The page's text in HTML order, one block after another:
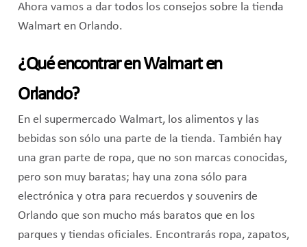
Ahora vamos a dar todos los consejos sobre la tienda
Walmart en Orlando.
¿Qué encontrar en Walmart en
Orlando?
En el supermercado Walmart, los alimentos y las
bebidas son sólo una parte de la tienda. También hay
una gran parte de ropa, que no son marcas conocidas,
pero son muy baratas; hay una zona sólo para
electrónica y otra para recuerdos y souvenirs de
Orlando que son mucho más baratos que en los
parques y tiendas oficiales. Encontrarás ropa, zapatos,